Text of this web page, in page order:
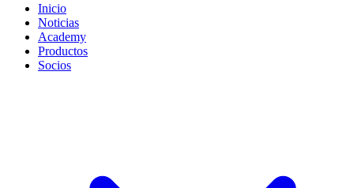
Inicio
Noticias
Academy
Productos
Socios